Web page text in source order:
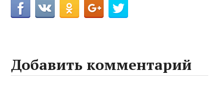
Добавить комментарий